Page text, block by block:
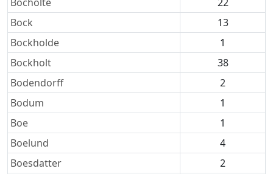
Bock
13
Bockholde
1
Bockholt
38
Bodendorff
2
Bodum
1
Boe
1
Boelund
4
Boesdatter
2